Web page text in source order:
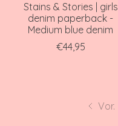
Stains & Stories | girls
denim paperback -
Medium blue denim
€44,95
Vor.